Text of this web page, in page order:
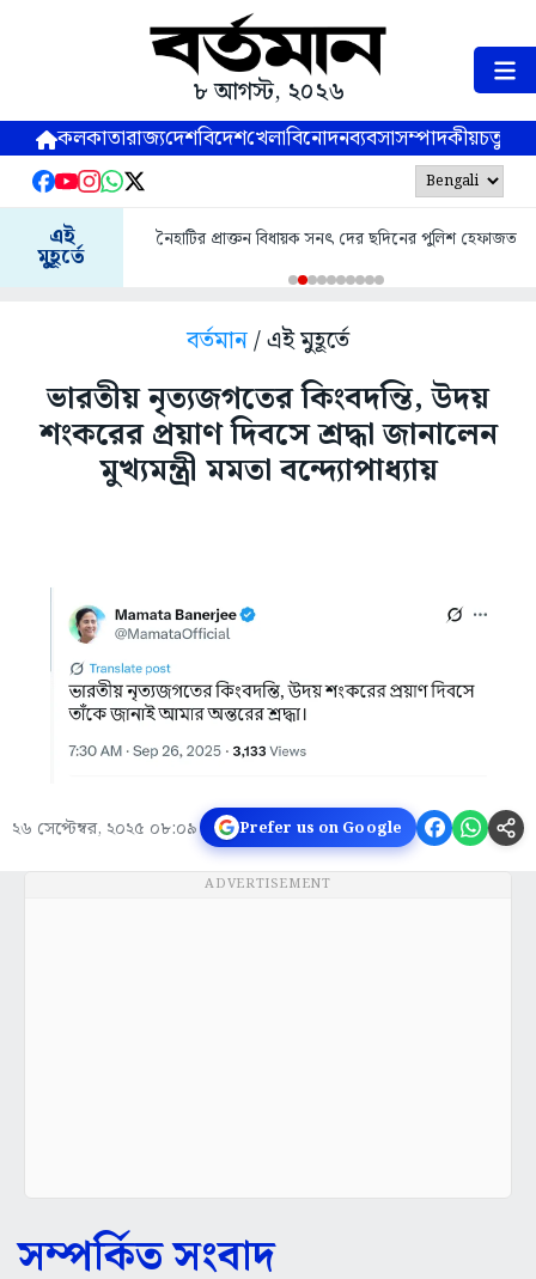
৮ আগস্ট, ২০২৬
কলকাতারাজ্যদেশবিদেশখেলাবিনোদনব্যবসাসম্পাদকীয়
এই
মুহূর্তে
নৈহাটির প্রাক্তন বিধায়ক সনৎ দের ছদিনের পুলিশ হেফাজত
বর্তমান/ এই মুহূর্তে
ভারতীয় নৃত্যজগতের কিংবদন্তি, উদয়
শংকরের প্রয়াণ দিবসে শ্রদ্ধা জানালেন
মুখ্যমন্ত্রী মমতা বন্দ্যোপাধ্যায়
২৬ সেপ্টেম্বর, ২০২৫ ০৮:০৯ Prefer us on Google
ADVERTISEMENT
সম্পর্কিত সংবাদ